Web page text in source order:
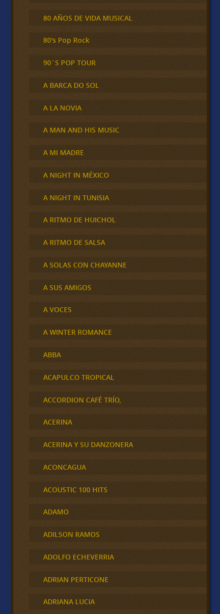
80 AÑOS DE VIDA MUSICAL
80's Pop Rock
90´S POP TOUR
A BARCA DO SOL
A LA NOVIA
A MAN AND HIS MUSIC
A MI MADRE
A NIGHT IN MÉXICO
A NIGHT IN TUNISIA
A RITMO DE HUICHOL
A RITMO DE SALSA
A SOLAS CON CHAYANNE
A SUS AMIGOS
A VOCES
A WINTER ROMANCE
ABBA
ACAPULCO TROPICAL
ACCORDION CAFÉ TRÍO,
ACERINA
ACERINA Y SU DANZONERA
ACONCAGUA
ACOUSTIC 100 HITS
ADAMO
ADILSON RAMOS
ADOLFO ECHEVERRIA
ADRIAN PERTICONE
ADRIANA LUCIA